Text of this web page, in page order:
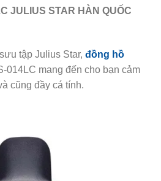
JULIUS STAR HÀN QUỐC
tập Julius Star, đồng hồ
014LC mang đến cho bạn cảm
cũng đầy cá tính.